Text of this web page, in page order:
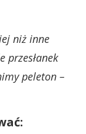
niż inne
przesłanek
peleton –